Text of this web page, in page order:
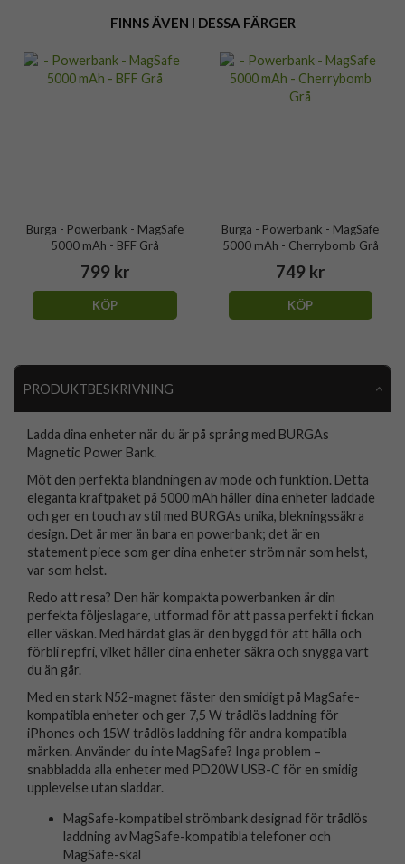
FINNS ÄVEN I DESSA FÄRGER
Burga - Powerbank - MagSafe
5000 mAh - BFF Grå
799 kr
KÖP
Burga - Powerbank - MagSafe
5000 mAh - Cherrybomb Grå
749 kr
KÖP
PRODUKTBESKRIVNING
Ladda dina enheter när du är på språng med BURGAs
Magnetic Power Bank.
Möt den perfekta blandningen av mode och funktion. Detta
eleganta kraftpaket på 5000 mAh håller dina enheter laddade
och ger en touch av stil med BURGAs unika, blekningssäkra
design. Det är mer än bara en powerbank; det är en
statement piece som ger dina enheter ström när som helst,
var som helst.
Redo att resa? Den här kompakta powerbanken är din
perfekta följeslagare, utformad för att passa perfekt i fickan
eller väskan. Med härdat glas är den byggd för att hålla och
förbli repfri, vilket håller dina enheter säkra och snygga vart
du än går.
Med en stark N52-magnet fäster den smidigt på MagSafe-
kompatibla enheter och ger 7,5 W trådlös laddning för
iPhones och 15W trådlös laddning för andra kompatibla
märken. Använder du inte MagSafe? Inga problem –
snabbladda alla enheter med PD20W USB-C för en smidig
upplevelse utan sladdar.
MagSafe-kompatibel strömbank designad för trådlös
laddning av MagSafe-kompatibla telefoner och
MagSafe-skal